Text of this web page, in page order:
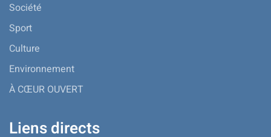
Société
Sport
Culture
Environnement
À CŒUR OUVERT
Liens directs